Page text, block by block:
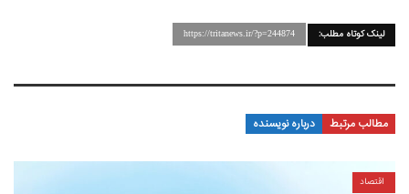
لینک کوتاه مطلب: https://tritanews.ir/?p=244874
مطالب مرتبط درباره نویسنده
اقتصاد